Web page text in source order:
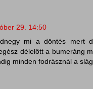
29. 14:50
mi a döntés mert
délelőtt a bumeráng
minden fodrásznál a